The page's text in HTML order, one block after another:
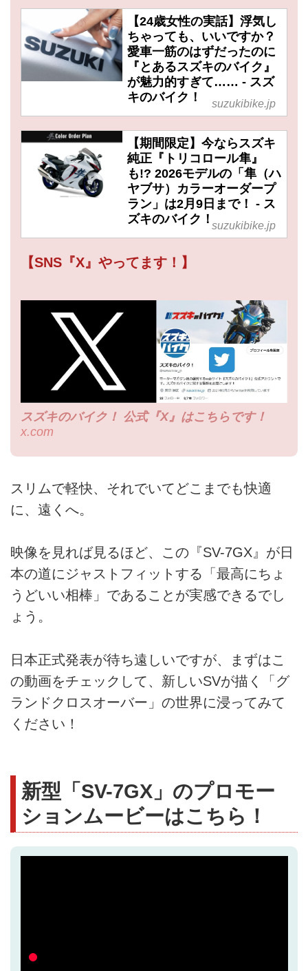
【24歳女性の実話】浮気し
ちゃっても、いいですか？
愛車一筋のはずだったのに
『とあるスズキのバイク』
が魅力的すぎて…… - スズ
キのバイク！
suzukibike.jp
【期間限定】今ならスズキ
純正『トリコロール隼』
も!? 2026モデルの「隼（ハ
ヤブサ）カラーオーダープ
ラン」は2月9日まで！ - ス
ズキのバイク！ suzukibike.jp
【SNS『X』やってます！】
スズキのバイク！ 公式『X』はこちらです！
x.com
スリムで軽快、それでいてどこまでも快適
に、遠くへ。
映像を見れば見るほど、この『SV-7GX』が日
本の道にジャストフィットする「最高にちょ
うどいい相棒」であることが実感できるでし
ょう。
日本正式発表が待ち遠しいですが、まずはこ
の動画をチェックして、新しいSVが描く「グ
ランドクロスオーバー」の世界に浸ってみて
ください！
新型「SV-7GX」のプロモー
ションムービーはこちら！